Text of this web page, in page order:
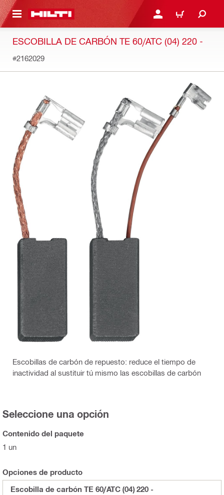
PRINCIPAL INICIE SESIÓN O
CARRITO
ESCOBILLA DE CARBÓN TE 60/ATC (04) 220 -
#2162029
Escobillas de carbón de repuesto: reduce el tiempo de
inactividad al sustituir tú mismo las escobillas de carbón
Seleccione una opción
Contenido del paquete
1 un
Opciones de producto
Escobilla de carbón TE 60/ATC (04) 220 -